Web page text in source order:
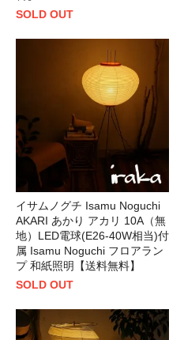
SOLD OUT
イサムノグチ Isamu Noguchi
AKARI あかり アカリ 10A（無
地）LED電球(E26-40W相当)付
属 Isamu Noguchi フロアラン
プ 和紙照明【送料無料】
SOLD OUT